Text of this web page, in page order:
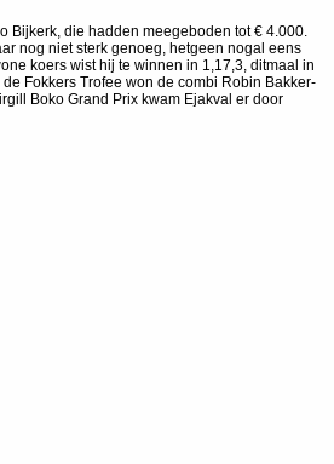
Bijkerk, die hadden meegeboden tot € 4.000.
nog niet sterk genoeg, hetgeen nogal eens
koers wist hij te winnen in 1,17,3, ditmaal in
Fokkers Trofee won de combi Robin Bakker-
Boko Grand Prix kwam Ejakval er door